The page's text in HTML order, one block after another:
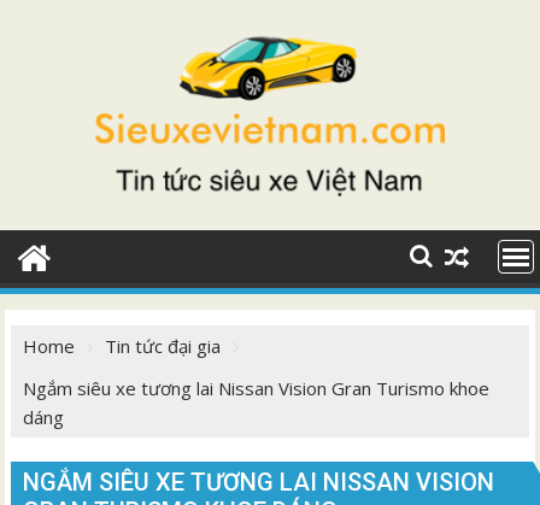
Home
Tin tức đại gia
Ngắm siêu xe tương lai Nissan Vision Gran Turismo khoe
dáng
NGẮM SIÊU XE TƯƠNG LAI NISSAN VISION